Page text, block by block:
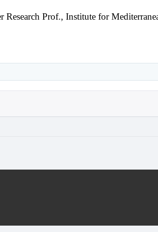
Research Prof., Institute for